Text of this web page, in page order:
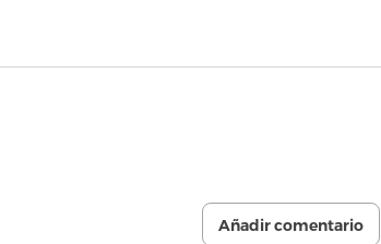
Añadir comentario